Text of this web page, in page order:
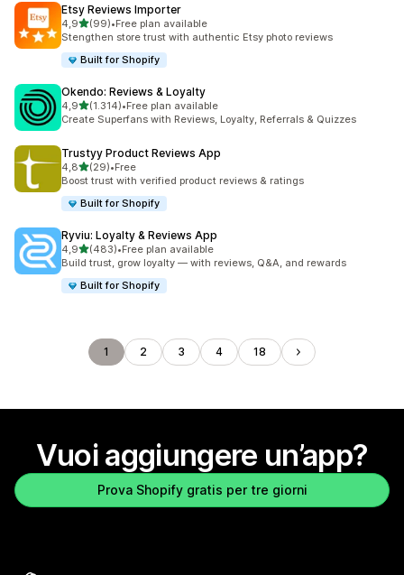
Etsy Reviews Importer
4,9stelle su 5
(99)
99 recensioni totali
•Free plan available
Stengthen store trust with authentic Etsy photo reviews
Built for Shopify
Okendo: Reviews & Loyalty
4,9stelle su 5
(1.314)
1314 recensioni totali
•Free plan available
Create Superfans with Reviews, Loyalty, Referrals & Quizzes
Trustyy Product Reviews App
4,8stelle su 5
(29)
29 recensioni totali
•Free
Boost trust with verified product reviews & ratings
Built for Shopify
Ryviu: Loyalty & Reviews App
4,9stelle su 5
(483)
483 recensioni totali
•Free plan available
Build trust, grow loyalty — with reviews, Q&A, and rewards
Built for Shopify
1 2 3 4 18
Vuoi aggiungere un’app?
Prova Shopify gratis per tre giorni